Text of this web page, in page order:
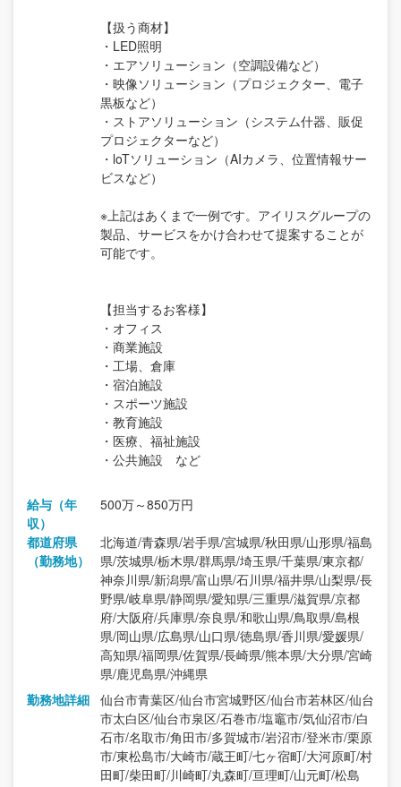
【扱う商材】
・LED照明
・エアソリューション（空調設備など）
・映像ソリューション（プロジェクター、電子
黒板など）
・ストアソリューション（システム什器、販促
プロジェクターなど）
・loTソリューション（AIカメラ、位置情報サー
ビスなど）
※上記はあくまで一例です。アイリスグループの
製品、サービスをかけ合わせて提案することが
可能です。
【担当するお客様】
・オフィス
・商業施設
・工場、倉庫
・宿泊施設
・スポーツ施設
・教育施設
・医療、福祉施設
・公共施設 など
給与（年
収）
500万～850万円
都道府県
（勤務地）
北海道/青森県/岩手県/宮城県/秋田県/山形県/福島
県/茨城県/栃木県/群馬県/埼玉県/千葉県/東京都/
神奈川県/新潟県/富山県/石川県/福井県/山梨県/長
野県/岐阜県/静岡県/愛知県/三重県/滋賀県/京都
府/大阪府/兵庫県/奈良県/和歌山県/鳥取県/島根
県/岡山県/広島県/山口県/徳島県/香川県/愛媛県/
高知県/福岡県/佐賀県/長崎県/熊本県/大分県/宮崎
県/鹿児島県/沖縄県
勤務地詳細 仙台市青葉区/仙台市宮城野区/仙台市若林区/仙台
市太白区/仙台市泉区/石巻市/塩竈市/気仙沼市/白
石市/名取市/角田市/多賀城市/岩沼市/登米市/栗原
市/東松島市/大崎市/蔵王町/七ヶ宿町/大河原町/村
田町/柴田町/川崎町/丸森町/亘理町/山元町/松島